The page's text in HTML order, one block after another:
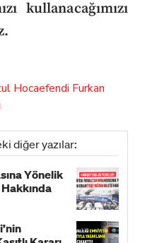
kullanacağımızı
Hocaefendi Furkan
diğer yazılar:
Yönelik